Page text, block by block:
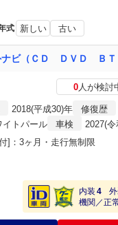
式 新しい 古い
0人が検討
2018(平成30)年 修復歴
イトパール 車検
2027(令
]：3ヶ月・走行無制限
内装 4
機関／正